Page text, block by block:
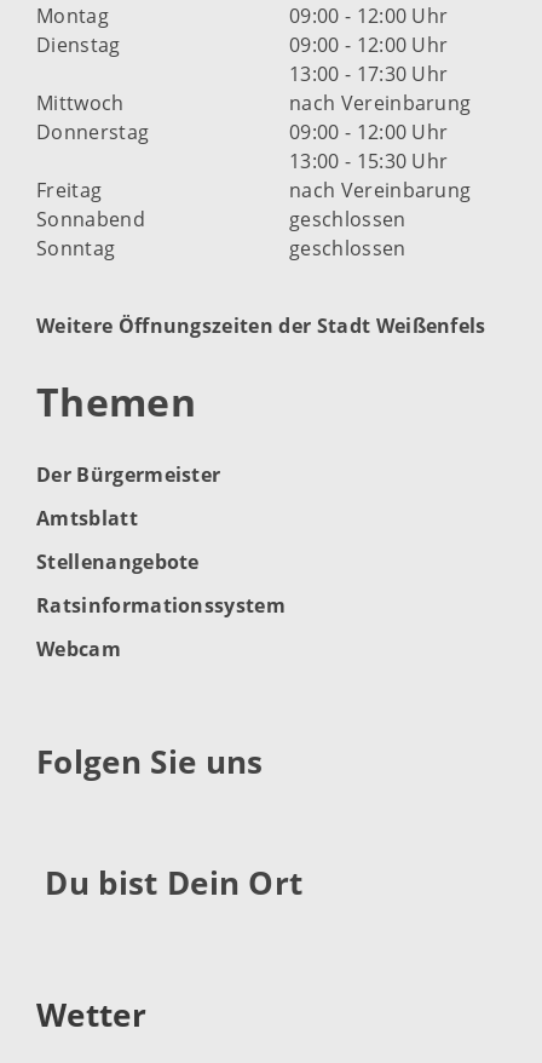
Montag
09:00 - 12:00 Uhr
Dienstag
09:00 - 12:00 Uhr
13:00 - 17:30 Uhr
Mittwoch
nach Vereinbarung
Donnerstag
09:00 - 12:00 Uhr
13:00 - 15:30 Uhr
Freitag
nach Vereinbarung
Sonnabend
geschlossen
Sonntag
geschlossen
Weitere Öffnungszeiten der Stadt Weißenfels
Themen
Der Bürgermeister
Amtsblatt
Stellenangebote
Ratsinformationssystem
Webcam
Folgen Sie uns
Du bist Dein Ort
Wetter